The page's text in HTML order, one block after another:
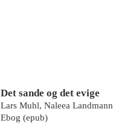
Det sande og det evige
Lars Muhl, Naleea Landmann
Ebog (epub)